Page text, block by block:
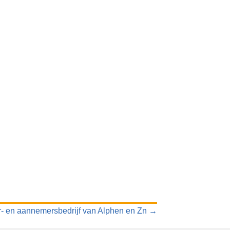
en aannemersbedrijf van Alphen en Zn →